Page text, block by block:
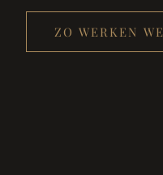
ZO WERKEN WE